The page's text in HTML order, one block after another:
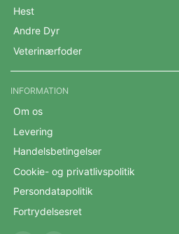
Hest
Andre Dyr
Veterinærfoder
INFORMATION
Om os
Levering
Handelsbetingelser
Cookie- og privatlivspolitik
Persondatapolitik
Fortrydelsesret